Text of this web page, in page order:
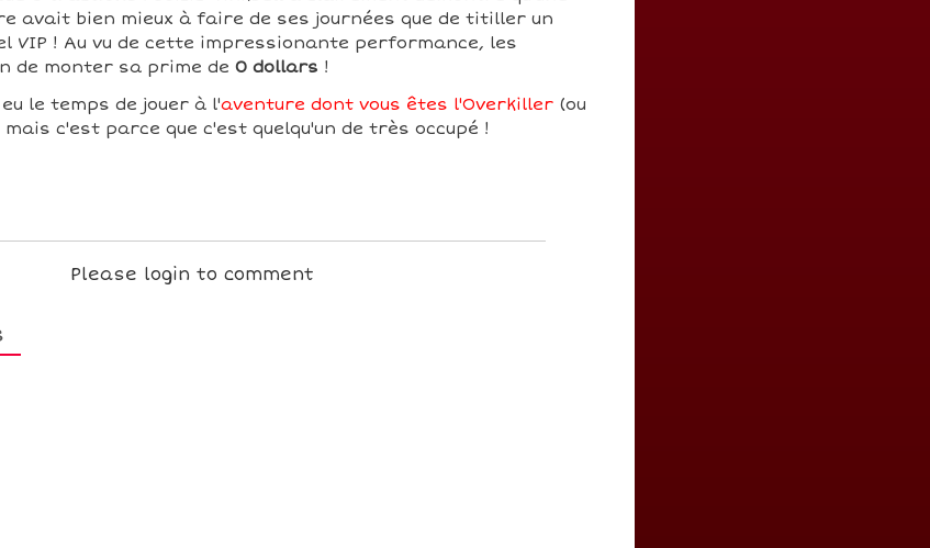
avait bien mieux à faire de ses journées que de titiller un
VIP ! Au vu de cette impressionante performance, les
de monter sa prime de 0 dollars !
le temps de jouer à l'aventure dont vous êtes l'Overkiller(ou
c'est parce que c'est quelqu'un de très occupé !
Please login to comment